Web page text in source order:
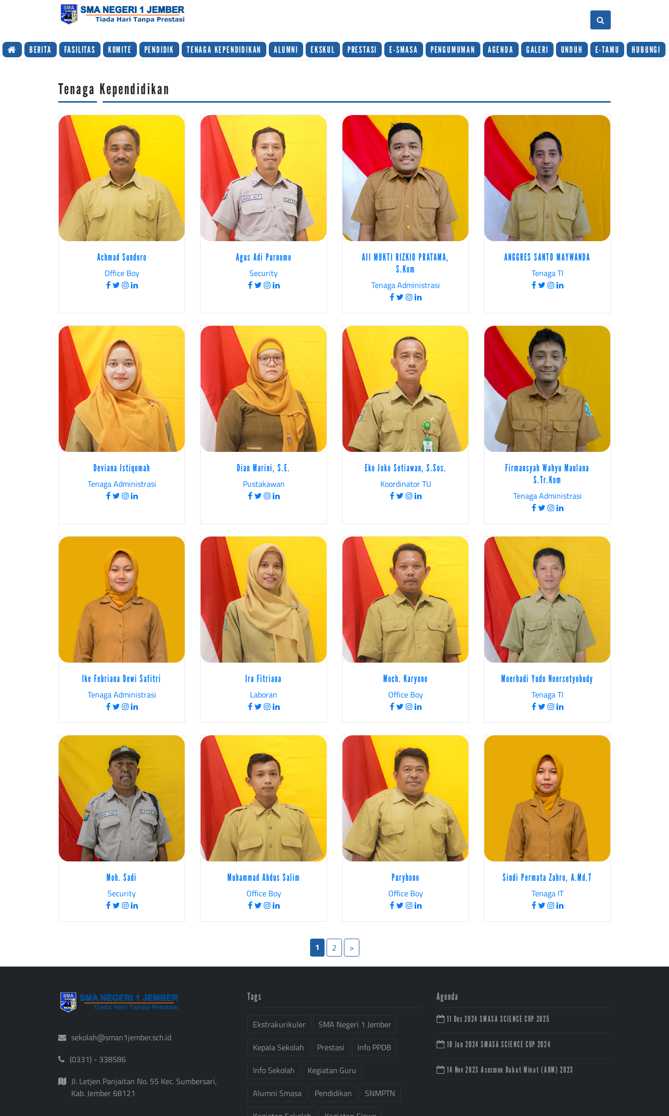
BERITA
FASILITAS KOMITE PENDIDIK TENAGA KEPENDIDIKAN ALUMNI EKSKUL PRESTASI E-SMASA PENGUMUMAN AGENDA GALERI UNDUH E-TAMU HUBUNGI
Tenaga Kependidikan
Achmad Sundoro
Office Boy
Agus Adi Purnomo
Security
AJI MUKTI RIZKIO PRATAMA,
S.Kom
Tenaga Administrasi
ANGGRES SANTO MAYWANDA
Tenaga TI
Deviana Istiqomah
Tenaga Administrasi
Dian Marini, S.E.
Pustakawan
Eko Joko Setiawan, S.Sos.
Koordinator TU
Firmansyah Wahyu Maulana
S.Tr.Kom
Tenaga Administrasi
Ike Febriana Dewi Safitri
Tenaga Administrasi
Ira Fitriana
Laboran
Moch. Karyono
Office Boy
Moerhadi Yudo Noersetyobudy
Tenaga TI
Moh. Sadi
Security
Muhammad Abdus Salim
Office Boy
Puryhono
Office Boy
Sindi Permata Zahro, A.Md.T
Tenaga IT
1 2 >
sekolah@sman1jember.sch.id
(0331) - 338586
Jl. Letjen Panjaitan No. 55 Kec. Sumbersari,
Kab. Jember 68121
Tags
Ekstrakurikuler
SMA Negeri 1 Jember
Kepala Sekolah
Prestasi
Info PPDB
Info Sekolah
Kegiatan Guru
Alumni Smasa
Pendidikan
SNMPTN
Agenda
11 Des 2024 SMASA SCIENCE CUP 2025
10 Jan 2024 SMASA SCIENCE CUP 2024
14 Nov 2023 Asesmen Bakat Minat (ABM) 2023